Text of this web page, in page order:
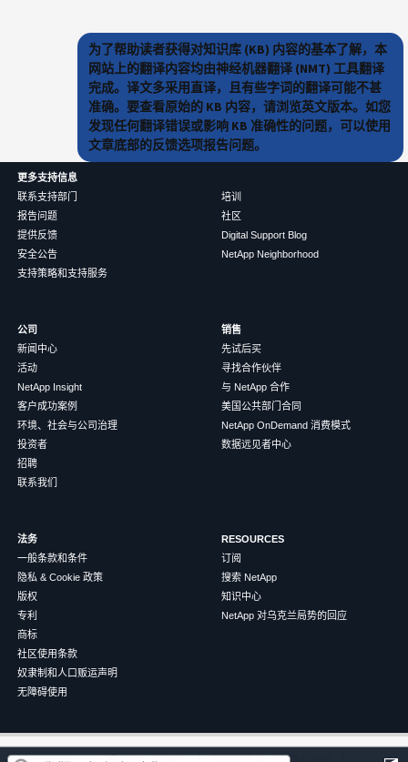
为了帮助读者获得对知识库 (KB) 内容的基本了解，本
网站上的翻译内容均由神经机器翻译 (NMT) 工具翻译
完成。译文多采用直译，且有些字词的翻译可能不甚
准确。要查看原始的 KB 内容，请浏览英文版本。如您
发现任何翻译错误或影响 KB 准确性的问题，可以使用
文章底部的反馈选项报告问题。
更多支持信息
联系支持部门
报告问题
提供反馈
安全公告
支持策略和支持服务
培训
社区
Digital Support Blog
NetApp Neighborhood
公司
新闻中心
活动
NetApp Insight
客户成功案例
环境、社会与公司治理
投资者
招聘
联系我们
销售
先试后买
寻找合作伙伴
与 NetApp 合作
美国公共部门合同
NetApp OnDemand 消费模式
数据远见者中心
法务
一般条款和条件
隐私 & Cookie 政策
版权
专利
商标
社区使用条款
奴隶制和人口贩运声明
无障碍使用
RESOURCES
订阅
搜索 NetApp
知识中心
NetApp 对乌克兰局势的回应